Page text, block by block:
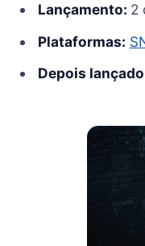
Lançamento: 2
Plataformas:
Depois